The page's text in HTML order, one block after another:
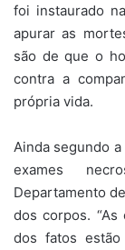
foi instaurado
apurar as
são de que o
contra a
própria vida.
Ainda segundo
exames
Departamento
dos corpos. “As
dos fatos